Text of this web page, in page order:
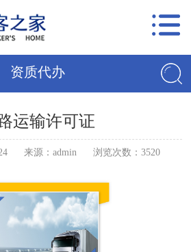
资质代办
运输许可证
来源：admin 浏览次数：3520